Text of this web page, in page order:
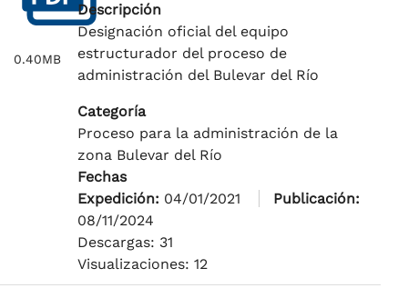
0.40MB
Descripción
Designación oficial del equipo
estructurador del proceso de
administración del Bulevar del Río
Categoría
Proceso para la administración de la
zona Bulevar del Río
Fechas
Expedición: 04/01/2021
Publicación:
08/11/2024
Descargas: 31
Visualizaciones: 12